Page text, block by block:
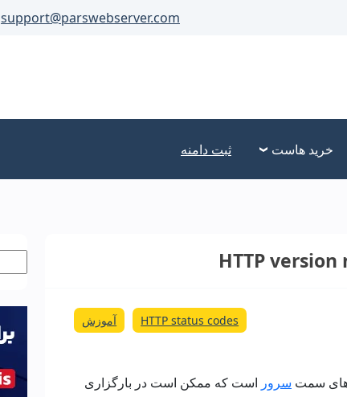
support@parswebserver.com
خرید هاست ثبت دامنه
HTTP status codes آموزش
سرور است که ممکن است در بارگزاری